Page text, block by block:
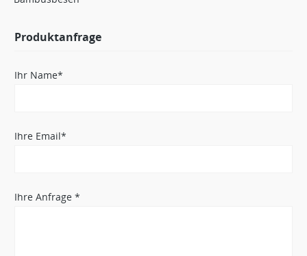
Produktanfrage
Ihr Name*
Ihre Email*
Ihre Anfrage *